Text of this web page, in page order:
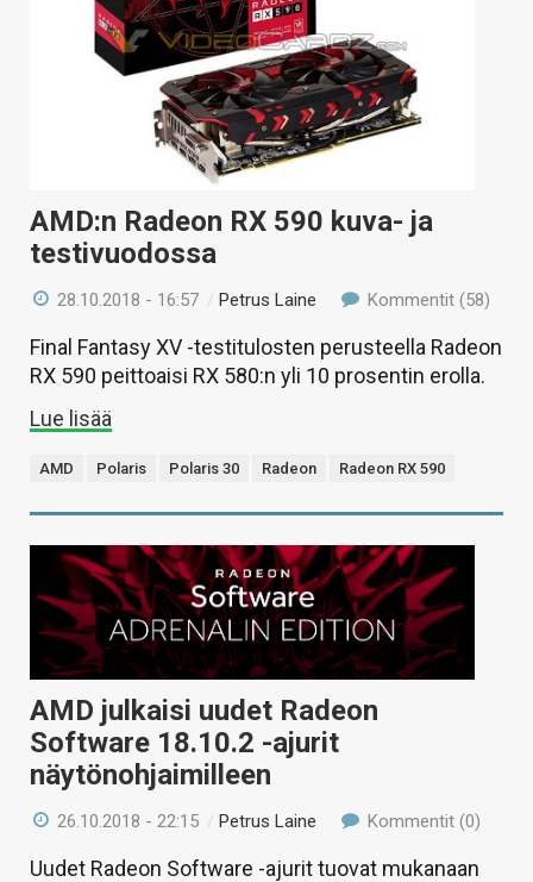
AMD:n Radeon RX 590 kuva- ja
testivuodossa
28.10.2018 - 16:57 /Petrus Laine Kommentit (58)
Final Fantasy XV -testitulosten perusteella Radeon
RX 590 peittoaisi RX 580:n yli 10 prosentin erolla.
Lue lisää
AMD Polaris Polaris 30 Radeon Radeon RX 590
AMD julkaisi uudet Radeon
Software 18.10.2 -ajurit
näytönohjaimilleen
26.10.2018 - 22:15 /Petrus Laine Kommentit (0)
Uudet Radeon Software -ajurit tuovat mukanaan